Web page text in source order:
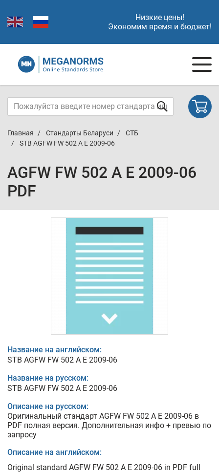
Низкие цены!
Экономим время и бюджет!
Главная Стандарты Беларуси
СТБ
STB AGFW FW 502 A E 2009-06
AGFW FW 502 A E 2009-06
PDF
Название на английском:
STB AGFW FW 502 A E 2009-06
Название на русском:
STB AGFW FW 502 A E 2009-06
Описание на русском:
Оригинальный стандарт AGFW FW 502 A E 2009-06 в
PDF полная версия. Дополнительная инфо + превью по
запросу
Описание на английском:
Original standard AGFW FW 502 A E 2009-06 in PDF full